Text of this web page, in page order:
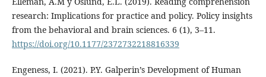
research: Implications for practice and policy. Policy insights
from the behavioral and brain sciences. 6 (1), 3–11.
https://doi.org/10.1177/2372732218816339
Engeness, I. (2021). P.Y. Galperin’s Development of Human